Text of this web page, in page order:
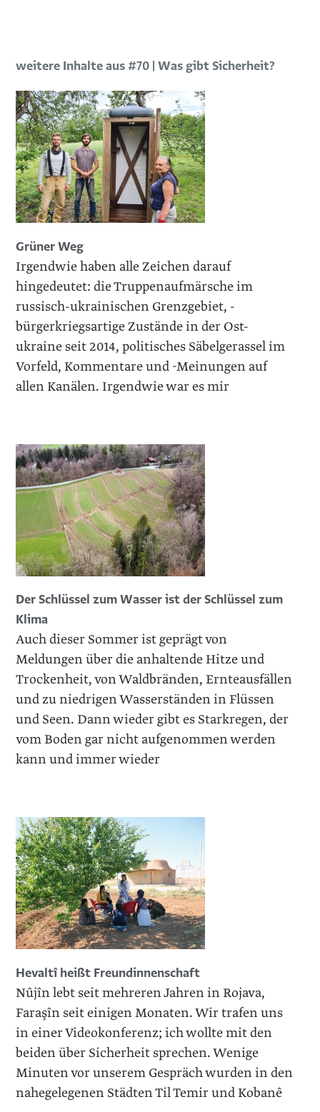
weitere Inhalte aus #70 | Was gibt Sicherheit?
Grüner Weg
Irgendwie haben alle Zeichen darauf
hingedeutet: die Truppenaufmärsche im
russisch-ukrainischen Grenzgebiet, -
bürgerkriegsartige Zustände in der Ost-
ukraine seit 2014, politisches Säbelgerassel im
Vorfeld, Kommentare und -Meinungen auf
allen Kanälen. Irgendwie war es mir
Der Schlüssel zum Wasser ist der Schlüssel zum
Klima
Auch dieser Sommer ist geprägt von
Meldungen über die anhaltende Hitze und
Trockenheit, von Waldbränden, Ernteausfällen
und zu niedrigen Wasserständen in Flüssen
und Seen. Dann wieder gibt es Starkregen, der
vom Boden gar nicht aufgenommen werden
kann und immer wieder
Hevaltî heißt Freundinnenschaft
Nûjîn lebt seit mehreren Jahren in Rojava,
Faraşîn seit einigen Monaten. Wir trafen uns
in einer Videokonferenz; ich wollte mit den
beiden über Sicherheit sprechen. Wenige
Minuten vor unserem Gespräch wurden in den
nahegelegenen Städten Til Temir und Kobanê